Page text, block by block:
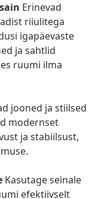
Erinevad
riiulitega
igapäevaste
ja sahtlid
ruumi ilma
jooned ja stiilsed
modernset
ja stabiilsust,
Kasutage seinale
efektiivselt